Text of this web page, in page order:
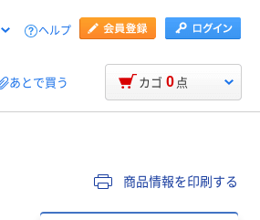
ヘルプ
あとで買う カゴ 0 点
商品情報を印刷する